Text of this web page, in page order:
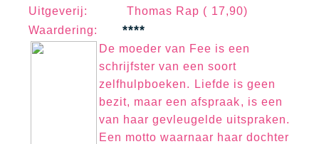
Uitgeverij: Thomas Rap ( 17,90)
Waardering: ****
De moeder van Fee is een
schrijfster van een soort
zelfhulpboeken. Liefde is geen
bezit, maar een afspraak, is een
van haar gevleugelde uitspraken.
Een motto waarnaar haar dochter